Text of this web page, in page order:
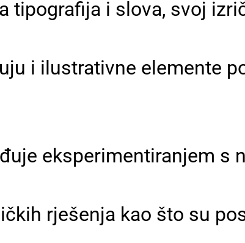
tipografija i slova, svoj
i ilustrativne elemente
eksperimentiranjem s
rješenja kao što su